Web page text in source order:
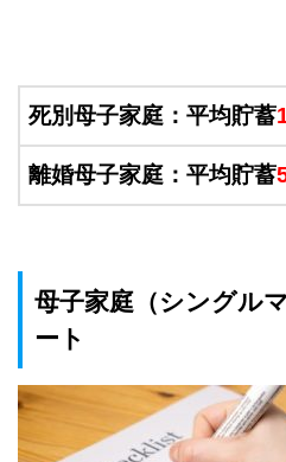
死別母子家庭：平均貯蓄
離婚母子家庭：平均貯蓄
母子家庭（シングル
ート